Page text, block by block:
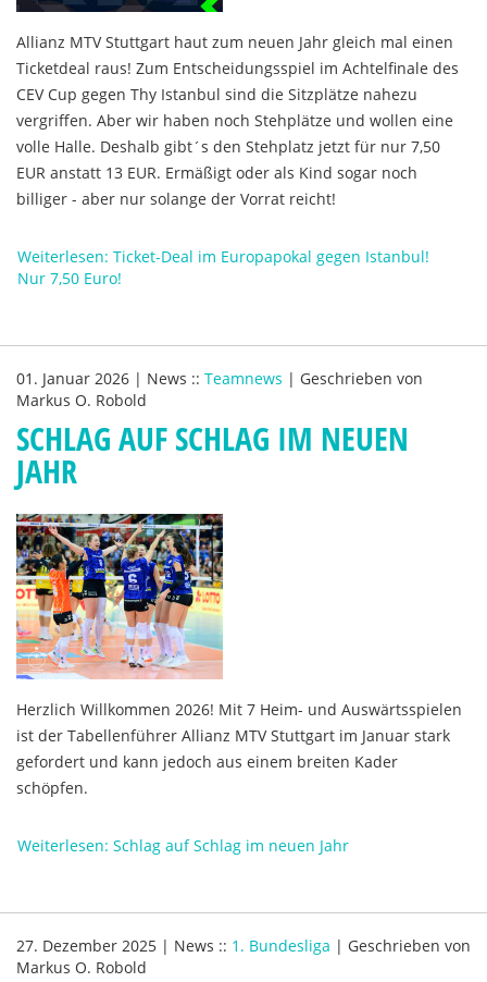
Allianz MTV Stuttgart haut zum neuen Jahr gleich mal einen
Ticketdeal raus! Zum Entscheidungsspiel im Achtelfinale des
CEV Cup gegen Thy Istanbul sind die Sitzplätze nahezu
vergriffen. Aber wir haben noch Stehplätze und wollen eine
volle Halle. Deshalb gibt´s den Stehplatz jetzt für nur 7,50
EUR anstatt 13 EUR. Ermäßigt oder als Kind sogar noch
billiger - aber nur solange der Vorrat reicht!
Weiterlesen: Ticket-Deal im Europapokal gegen Istanbul!
Nur 7,50 Euro!
01. Januar 2026 | News :: Teamnews | Geschrieben von
Markus O. Robold
SCHLAG AUF SCHLAG IM NEUEN
JAHR
Herzlich Willkommen 2026! Mit 7 Heim- und Auswärtsspielen
ist der Tabellenführer Allianz MTV Stuttgart im Januar stark
gefordert und kann jedoch aus einem breiten Kader
schöpfen.
Weiterlesen: Schlag auf Schlag im neuen Jahr
27. Dezember 2025 | News :: 1. Bundesliga | Geschrieben von
Markus O. Robold